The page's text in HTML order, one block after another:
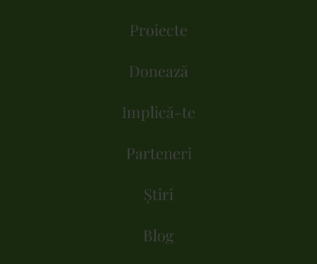
Proiecte
Donează
Implică-te
Parteneri
Știri
Blog